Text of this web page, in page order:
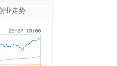
业走势